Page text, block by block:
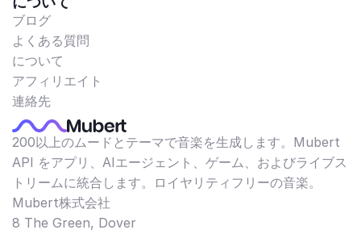
ブログ
よくある質問
について
アフィリエイト
連絡先
200以上のムードとテーマで音楽を生成します。Mubert
API をアプリ、AIエージェント、ゲーム、およびライブス
トリームに統合します。ロイヤリティフリーの音楽。
Mubert株式会社
8 The Green, Dover